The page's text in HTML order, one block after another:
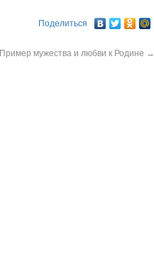
Поделиться
Пример мужества и любви к Родине →